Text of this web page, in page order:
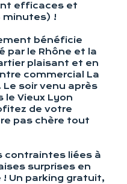
efficaces et
minutes) !
bénéficie
par le Rhône et la
plaisant et en
commercial La
soir venu après
le Vieux Lyon
de votre
pas chère tout
contraintes liées à
surprises en
Un parking gratuit,